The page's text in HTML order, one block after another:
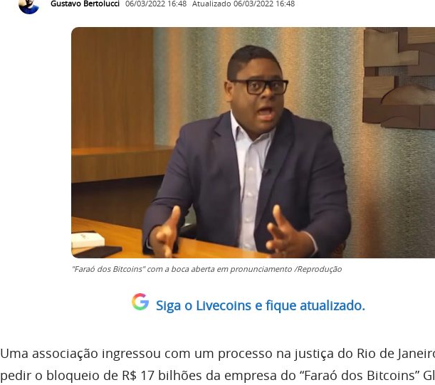
Gustavo Bertolucci 06/03/2022 16:48 Atualizado 06/03/2022 16:48
"Faraó dos Bitcoins" com a boca aberta em pronunciamento /Reprodução
Siga o Livecoins e fique atualizado.
Uma associação ingressou com um processo na justiça do Rio de
pedir o bloqueio de R$ 17 bilhões da empresa do “Faraó dos Bitcoins”